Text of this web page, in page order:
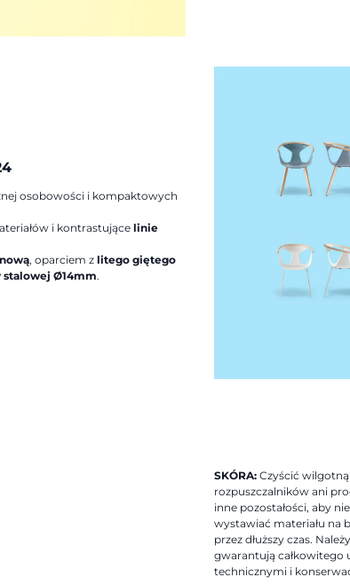
osobowości i kompaktowych
i kontrastujące linie
, oparciem z litego giętego
stalowej Ø14mm.
SKÓRA: Czyścić
rozpuszczalników ani
inne pozostałości, aby
wystawiać materiału na
przez dłuższy czas.
gwarantują całkowitego
technicznymi i